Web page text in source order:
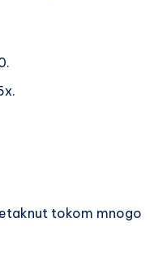
tokom mnogo